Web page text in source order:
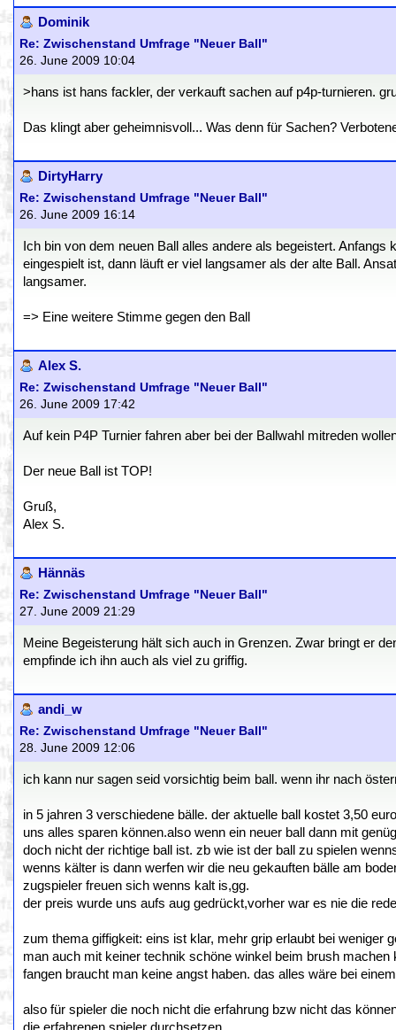
Dominik
Re: Zwischenstand Umfrage "Neuer Ball"
26. June 2009 10:04
>hans ist hans fackler, der verkauft sachen auf p4p-turnieren.
Das klingt aber geheimnisvoll... Was denn für Sachen?
DirtyHarry
Re: Zwischenstand Umfrage "Neuer Ball"
26. June 2009 16:14
Ich bin von dem neuen Ball alles andere als begeistert.
eingespielt ist, dann läuft er viel langsamer als der alte Ball.
langsamer.
=> Eine weitere Stimme gegen den Ball
Alex S.
Re: Zwischenstand Umfrage "Neuer Ball"
26. June 2009 17:42
Auf kein P4P Turnier fahren aber bei der Ballwahl mitreden
Der neue Ball ist TOP!
Gruß,
Alex S.
Hännäs
Re: Zwischenstand Umfrage "Neuer Ball"
27. June 2009 21:29
Meine Begeisterung hält sich auch in Grenzen. Zwar bringt er
empfinde ich ihn auch als viel zu griffig.
andi_w
Re: Zwischenstand Umfrage "Neuer Ball"
28. June 2009 12:06
ich kann nur sagen seid vorsichtig beim ball. wenn ihr nach
in 5 jahren 3 verschiedene bälle. der aktuelle ball kostet 3,50
uns alles sparen können.also wenn ein neuer ball dann mit
doch nicht der richtige ball ist. zb wie ist der ball zu spielen
wenns kälter is dann werfen wir die neu gekauften bälle am
zugspieler freuen sich wenns kalt is,gg.
der preis wurde uns aufs aug gedrückt,vorher war es nie die
zum thema giffigkeit: eins ist klar, mehr grip erlaubt bei weniger
man auch mit keiner technik schöne winkel beim brush
fangen braucht man keine angst haben. das alles wäre bei
also für spieler die noch nicht die erfahrung bzw nicht das